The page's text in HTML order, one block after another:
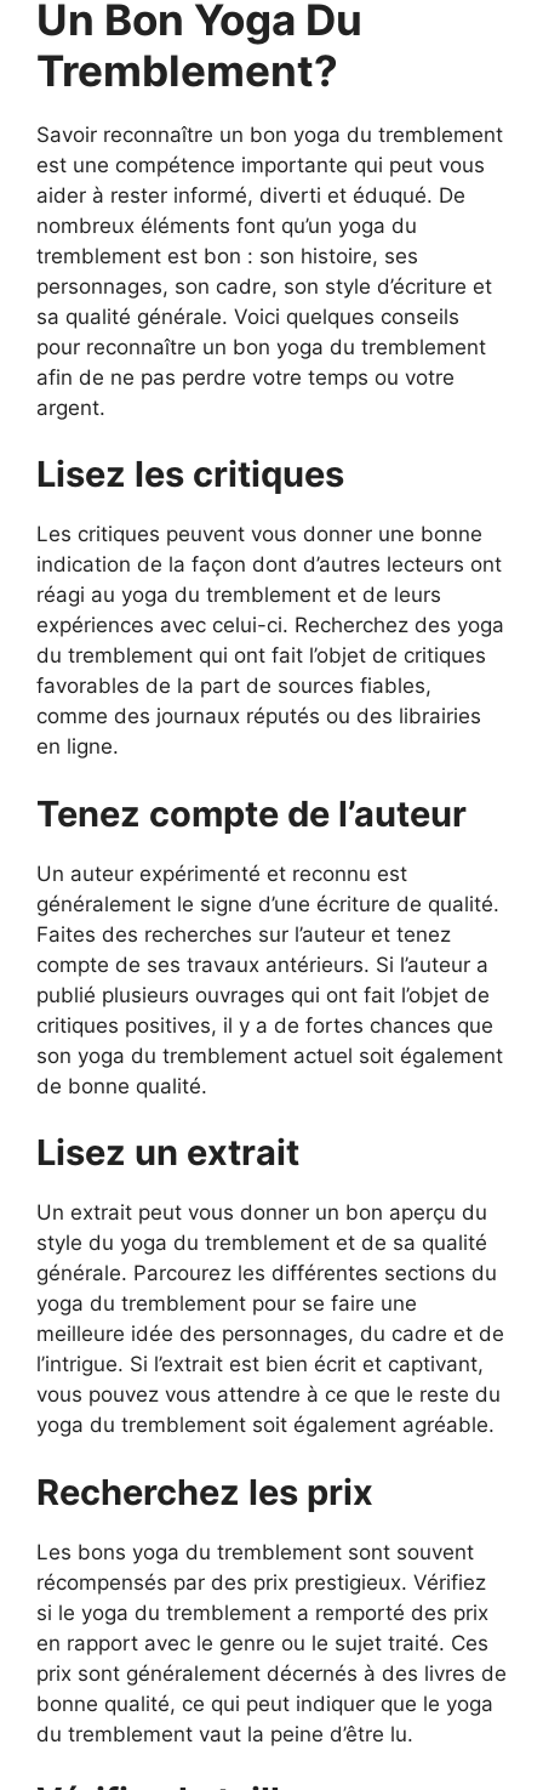
Un Bon Yoga Du
Tremblement?
Savoir reconnaître un bon yoga du tremblement
est une compétence importante qui peut vous
aider à rester informé, diverti et éduqué. De
nombreux éléments font qu’un yoga du
tremblement est bon : son histoire, ses
personnages, son cadre, son style d’écriture et
sa qualité générale. Voici quelques conseils
pour reconnaître un bon yoga du tremblement
afin de ne pas perdre votre temps ou votre
argent.
Lisez les critiques
Les critiques peuvent vous donner une bonne
indication de la façon dont d’autres lecteurs ont
réagi au yoga du tremblement et de leurs
expériences avec celui-ci. Recherchez des yoga
du tremblement qui ont fait l’objet de critiques
favorables de la part de sources fiables,
comme des journaux réputés ou des librairies
en ligne.
Tenez compte de l’auteur
Un auteur expérimenté et reconnu est
généralement le signe d’une écriture de qualité.
Faites des recherches sur l’auteur et tenez
compte de ses travaux antérieurs. Si l’auteur a
publié plusieurs ouvrages qui ont fait l’objet de
critiques positives, il y a de fortes chances que
son yoga du tremblement actuel soit également
de bonne qualité.
Lisez un extrait
Un extrait peut vous donner un bon aperçu du
style du yoga du tremblement et de sa qualité
générale. Parcourez les différentes sections du
yoga du tremblement pour se faire une
meilleure idée des personnages, du cadre et de
l’intrigue. Si l’extrait est bien écrit et captivant,
vous pouvez vous attendre à ce que le reste du
yoga du tremblement soit également agréable.
Recherchez les prix
Les bons yoga du tremblement sont souvent
récompensés par des prix prestigieux. Vérifiez
si le yoga du tremblement a remporté des prix
en rapport avec le genre ou le sujet traité. Ces
prix sont généralement décernés à des livres de
bonne qualité, ce qui peut indiquer que le yoga
du tremblement vaut la peine d’être lu.